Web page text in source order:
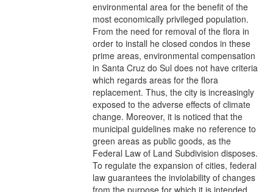
environmental area for the benefit of the
most economically privileged population.
From the need for removal of the flora in
order to install he closed condos in these
prime areas, environmental compensation
in Santa Cruz do Sul does not have criteria
which regards areas for the flora
replacement. Thus, the city is increasingly
exposed to the adverse effects of climate
change. Moreover, it is noticed that the
municipal guidelines make no reference to
green areas as public goods, as the
Federal Law of Land Subdivision disposes.
To regulate the expansion of cities, federal
law guarantees the inviolability of changes
from the purpose for which it is intended